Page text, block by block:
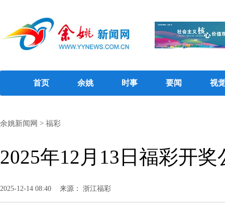
首页 余姚 时事 要闻 视
余姚新闻网 > 福彩
2025年12月13日福彩开奖
2025-12-14 08:40 来源： 浙江福彩